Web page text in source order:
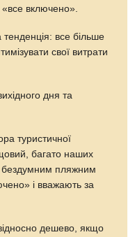
включено».
все більше
свої витрати
дня та
туристичної
багато наших
бездумним пляжним
і вважають за
дешево, якщо